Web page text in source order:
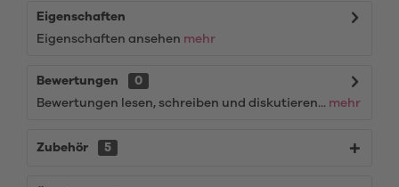
Eigenschaften
Eigenschaften ansehen mehr
Bewertungen
0
Bewertungen lesen, schreiben und diskutieren... mehr
Zubehör 5